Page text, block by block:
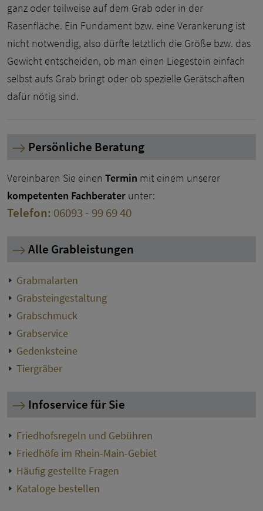
ganz oder teilweise auf dem Grab oder in der
Rasenfläche. Ein Fundament bzw. eine Verankerung ist
nicht notwendig, also dürfte letztlich die Größe bzw. das
Gewicht entscheiden, ob man einen Liegestein einfach
selbst aufs Grab bringt oder ob spezielle Gerätschaften
dafür nötig sind.
Persönliche Beratung
Vereinbaren Sie einen Termin mit einem unserer
kompetenten Fachberater unter:
Telefon: 06093 - 99 69 40
Alle Grableistungen
Grabmalarten
Grabsteingestaltung
Grabschmuck
Grabservice
Gedenksteine
Tiergräber
Infoservice für Sie
Friedhofsregeln und Gebühren
Friedhöfe im Rhein-Main-Gebiet
Häufig gestellte Fragen
Kataloge bestellen